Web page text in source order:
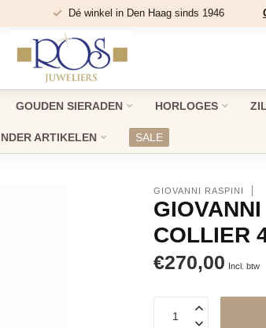
Dé winkel in Den Haag sinds 1946
GOUDEN SIERADEN HORLOGES
ARTIKELEN SALE
GIOVANNI RASPINI
COLLIER
€270,00 Incl. btw